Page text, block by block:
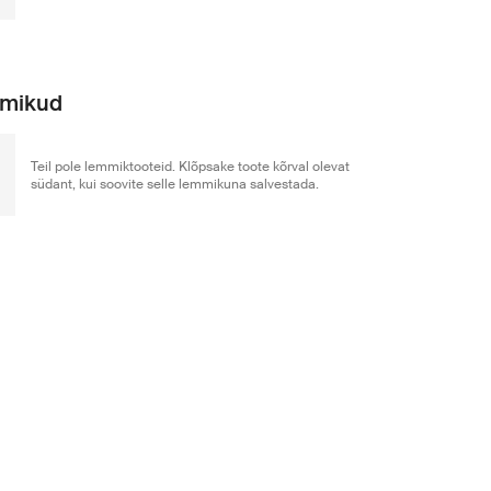
Teil pole lemmiktooteid. Klõpsake toote kõrval olevat
südant, kui soovite selle lemmikuna salvestada.